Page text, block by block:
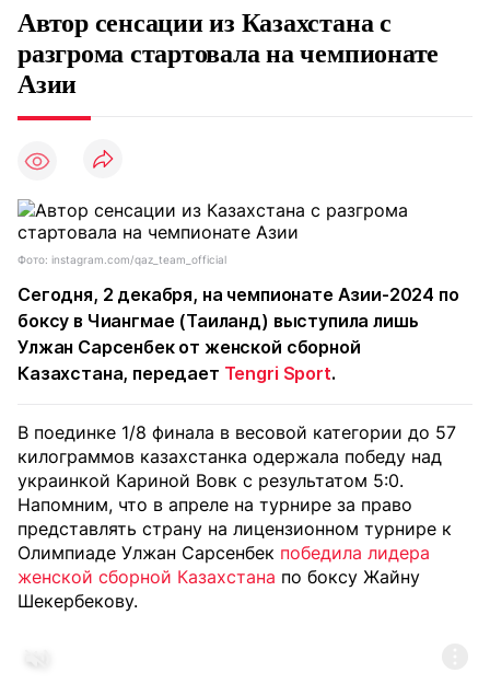
Автор сенсации из Казахстана с
разгрома стартовала на чемпионате
Азии
Фото: instagram.com/qaz_team_official
Сегодня, 2 декабря, на чемпионате Азии-2024 по
боксу в Чиангмае (Таиланд) выступила лишь
Улжан Сарсенбек от женской сборной
Казахстана, передает Tengri Sport.
В поединке 1/8 финала в весовой категории до 57
килограммов казахстанка одержала победу над
украинкой Кариной Вовк с результатом 5:0.
Напомним, что в апреле на турнире за право
представлять страну на лицензионном турнире к
Олимпиаде Улжан Сарсенбек победила лидера
женской сборной Казахстана по боксу Жайну
Шекербекову.